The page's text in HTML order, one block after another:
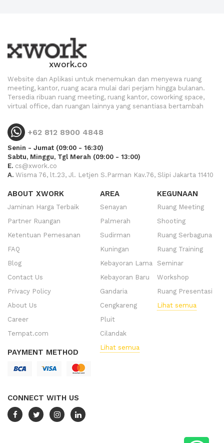
xwork.co
Website dan Aplikasi untuk menemukan dan menyewa ruang
meeting, kantor, ruang acara mulai dari perjam hingga bulanan.
Tersedia ribuan ruang meeting, ruang kantor, coworking space,
virtual office, dan ruangan lainnya yang senantiasa bertambah
+62 812 8900 4848
Senin - Jumat (09:00 - 16:30)
Sabtu, Minggu, Tgl Merah (09:00 - 13:00)
E. cs@xwork.co
A. Wisma 76, lt.23, Jl. Letjen S.Parman Kav.76, Slipi Jakarta 11410
ABOUT XWORK
Jaminan Harga Terbaik
Partner Ruangan
Ketentuan Pemesanan
FAQ
Blog
Contact Us
Privacy Policy
About Us
Career
Tempat.com
PAYMENT METHOD
CONNECT WITH US
AREA
Senayan
Palmerah
Sudirman
Kuningan
Kebayoran Lama
Kebayoran Baru
Gandaria
Cengkareng
Pluit
Cilandak
Lihat semua
KEGUNAAN
Ruang Meeting
Shooting
Ruang Serbaguna
Ruang Training
Seminar
Workshop
Ruang Presentasi
Lihat semua